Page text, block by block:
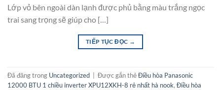
Lớp vỏ bên ngoài dàn lạnh được phủ bằng màu trắng ngọc
trai sang trọng sẽ giúp cho […]
TIẾP TỤC ĐỌC →
Đã đăng trong Uncategorized Được gắn thẻĐiều hòa Panasonic
12000 BTU 1 chiều inverter XPU12XKH-8 rẻ nhất hà nook, Điều hòa